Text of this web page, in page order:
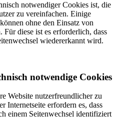
notwendiger Cookies ist, die
zu vereinfachen. Einige
ohne den Einsatz von
diese ist es erforderlich, dass
wiedererkannt wird.
notwendige Cookies
Website nutzerfreundlicher zu
Internetseite erfordern es, dass
einem Seitenwechsel identifiziert